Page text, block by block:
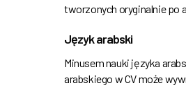
tworzonych oryginalnie po
Język arabski
Minusem nauki języka
arabskiego w CV może